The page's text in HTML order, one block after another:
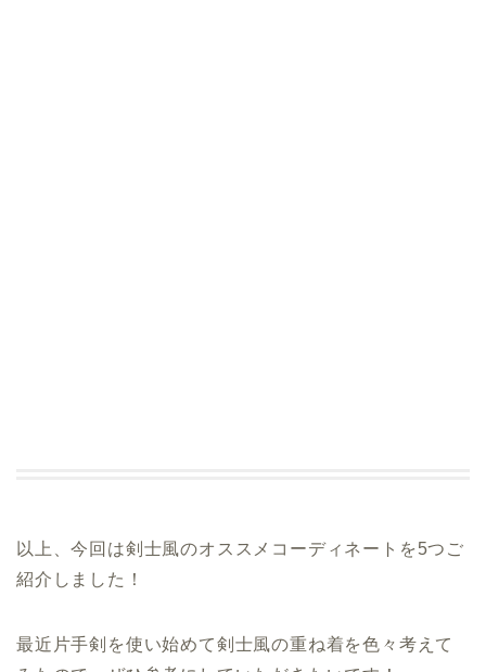
以上、今回は剣士風のオススメコーディネートを5つご
紹介しました！
最近片手剣を使い始めて剣士風の重ね着を色々考えて